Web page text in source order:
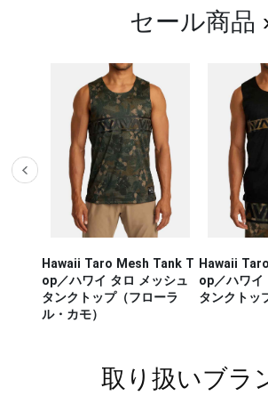
セール商品
Hawaii Taro Mesh Tank T
op／ハワイ タロ メッシュ
タンクトップ（フローラ
ル・カモ）
Hawaii
op／ハワイ
タンクトッ
取り扱いブラ